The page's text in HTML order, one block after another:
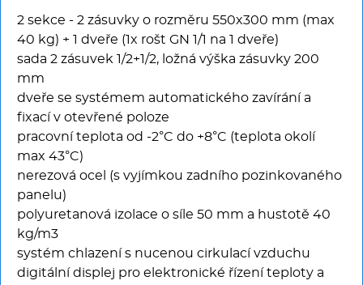
Nerez
Ostatní
BAZAR
2 sekce - 2 zásuvky o rozměru 550x300 mm (max
40 kg) + 1 dveře (1x rošt GN 1/1 na 1 dveře)
sada 2 zásuvek 1/2+1/2, ložná výška zásuvky 200
mm
dveře se systémem automatického zavírání a
fixací v otevřené poloze
pracovní teplota od -2°C do +8°C (teplota okolí
max 43°C)
nerezová ocel (s vyjímkou zadního pozinkovaného
panelu)
polyuretanová izolace o síle 50 mm a hustotě 40
kg/m3
systém chlazení s nucenou cirkulací vzduchu
digitální displej pro elektronické řízení teploty a